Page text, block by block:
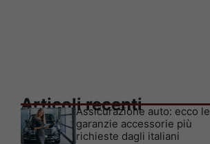
Articoli recenti
Assicurazione auto: ecco le
garanzie accessorie più
richieste dagli italiani